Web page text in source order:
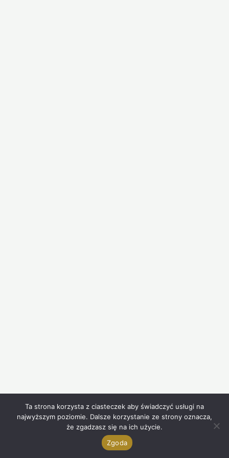
Ta strona korzysta z ciasteczek aby świadczyć usługi na
najwyższym poziomie. Dalsze korzystanie ze strony oznacza,
że zgadzasz się na ich użycie.
Zgoda